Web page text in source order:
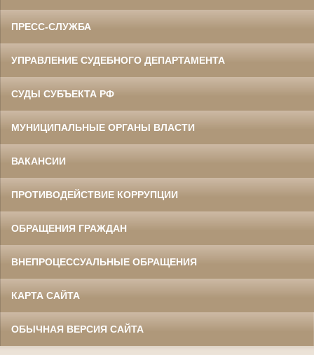
ПРЕСС-СЛУЖБА
УПРАВЛЕНИЕ СУДЕБНОГО ДЕПАРТАМЕНТА
СУДЫ СУБЪЕКТА РФ
МУНИЦИПАЛЬНЫЕ ОРГАНЫ ВЛАСТИ
ВАКАНСИИ
ПРОТИВОДЕЙСТВИЕ КОРРУПЦИИ
ОБРАЩЕНИЯ ГРАЖДАН
ВНЕПРОЦЕССУАЛЬНЫЕ ОБРАЩЕНИЯ
КАРТА САЙТА
ОБЫЧНАЯ ВЕРСИЯ САЙТА